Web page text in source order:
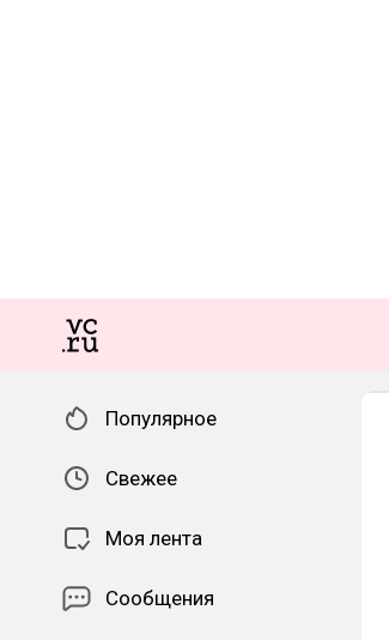
Популярное
Свежее
Моя лента
Сообщения